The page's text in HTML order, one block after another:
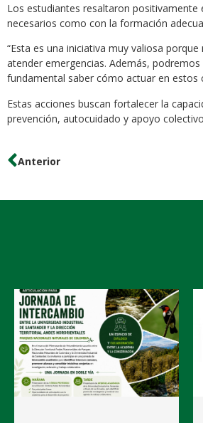
Los estudiantes resaltaron
necesarios como con la formación
“Esta es una iniciativa muy valiosa
atender emergencias. Además,
fundamental saber cómo actuar en estos
Estas acciones buscan fortalecer la
prevención, autocuidado y apoyo
Anterior